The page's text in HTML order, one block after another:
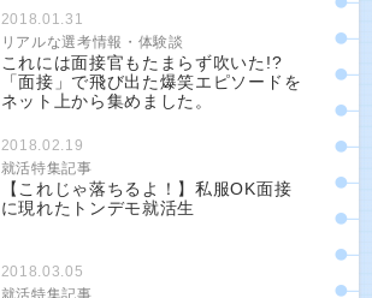
2018.01.31
リアルな選考情報・体験談
これには面接官もたまらず吹いた!?
「面接」で飛び出た爆笑エピソードを
ネット上から集めました。
2018.02.19
就活特集記事
【これじゃ落ちるよ！】私服OK面接
に現れたトンデモ就活生
2018.03.05